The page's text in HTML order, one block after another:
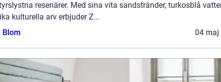
resenärer. Med sina vita sandstränder, turkosblå
kulturella arv erbjuder Z...
Blom
04 maj